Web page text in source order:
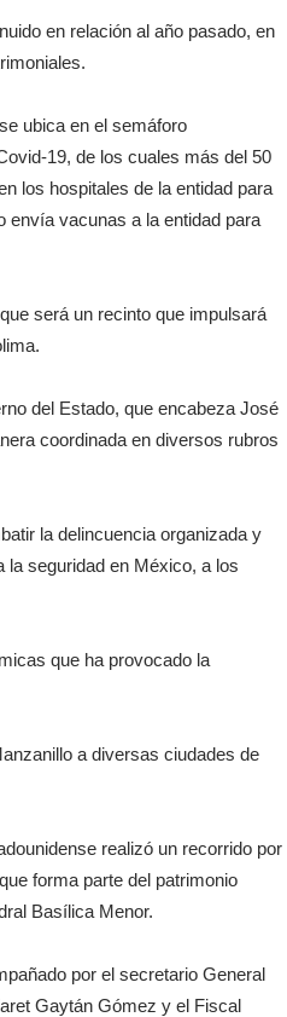
en relación al año pasado, en
ubica en el semáforo
19, de los cuales más del 50
los hospitales de la entidad para
envía vacunas a la entidad para
será un recinto que impulsará
del Estado, que encabeza José
coordinada en diversos rubros
la delincuencia organizada y
la seguridad en México, a los
que ha provocado la
a diversas ciudades de
realizó un recorrido por
forma parte del patrimonio
Basílica Menor.
por el secretario General
Gaytán Gómez y el Fiscal